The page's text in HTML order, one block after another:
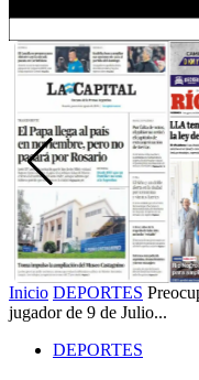
Inicio DEPORTES
jugador de 9 de Julio...
DEPORTES